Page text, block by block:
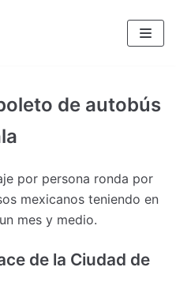
de autobús
por persona ronda por
mexicanos teniendo en
mes y medio.
de la Ciudad de